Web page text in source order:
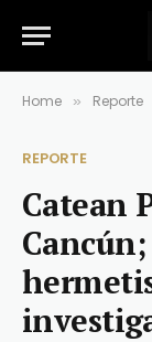
Home » Reporte
REPORTE
Catean